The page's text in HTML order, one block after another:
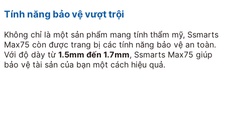
Tính năng bảo vệ vượt trội
Không chỉ là một sản phẩm mang tính thẩm mỹ, Ssmarts
Max75 còn được trang bị các tính năng bảo vệ an toàn.
Với độ dày từ 1.5mm đến 1.7mm, Ssmarts Max75 giúp
bảo vệ tài sản của bạn một cách hiệu quả.